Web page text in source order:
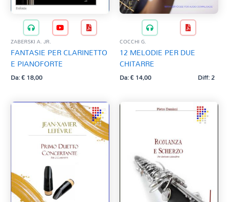
ZABERSKI A. JR.
FANTASIE PER CLARINETTO
E PIANOFORTE
Da:€18,00
COCCHI G.
12 MELODIE PER DUE
CHITARRE
Da:€14,00 Diff: 2